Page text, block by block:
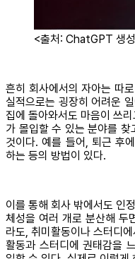
<출처: ChatGPT 생
흔히 회사에서의 자아는 따
실적으로는 굉장히 어려운
집에 돌아와서도 마음이 쓰
가 몰입할 수 있는 분야를
것이다. 예를 들어, 퇴근 후
하는 등의 방법이 있다.
이를 통해 회사 밖에서도 인
체성을 여러 개로 분산해 두
라도, 취미활동이나 스터디
활동과 스터디에 권태감을